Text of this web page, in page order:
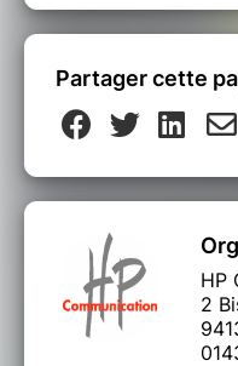
Partager cette
HP
2